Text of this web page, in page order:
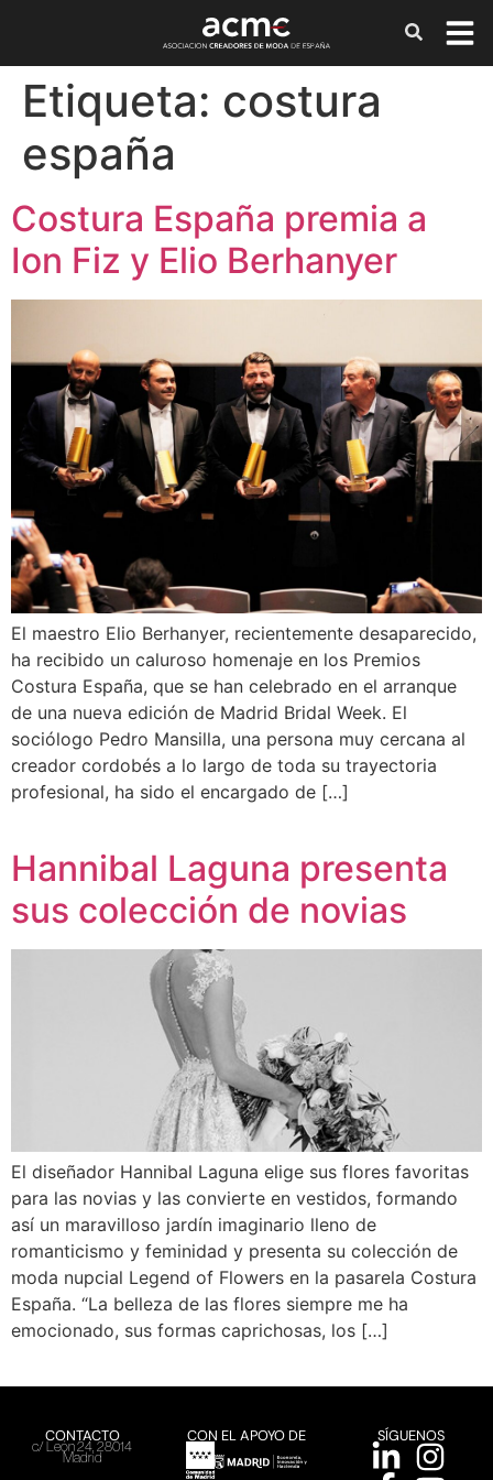
Etiqueta: costura
españa
Costura España premia a
Ion Fiz y Elio Berhanyer
El maestro Elio Berhanyer, recientemente desaparecido,
ha recibido un caluroso homenaje en los Premios
Costura España, que se han celebrado en el arranque
de una nueva edición de Madrid Bridal Week. El
sociólogo Pedro Mansilla, una persona muy cercana al
creador cordobés a lo largo de toda su trayectoria
profesional, ha sido el encargado de […]
Hannibal Laguna presenta
sus colección de novias
El diseñador Hannibal Laguna elige sus flores favoritas
para las novias y las convierte en vestidos, formando
así un maravilloso jardín imaginario lleno de
romanticismo y feminidad y presenta su colección de
moda nupcial Legend of Flowers en la pasarela Costura
España. “La belleza de las flores siempre me ha
emocionado, sus formas caprichosas, los […]
CONTACTO
c/ León 24, 28014
Madrid
CON EL APOYO DE SÍGUENOS